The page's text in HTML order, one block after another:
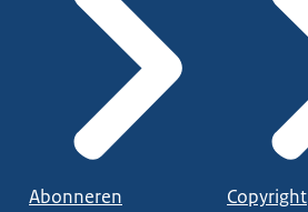
Abonneren Copyright